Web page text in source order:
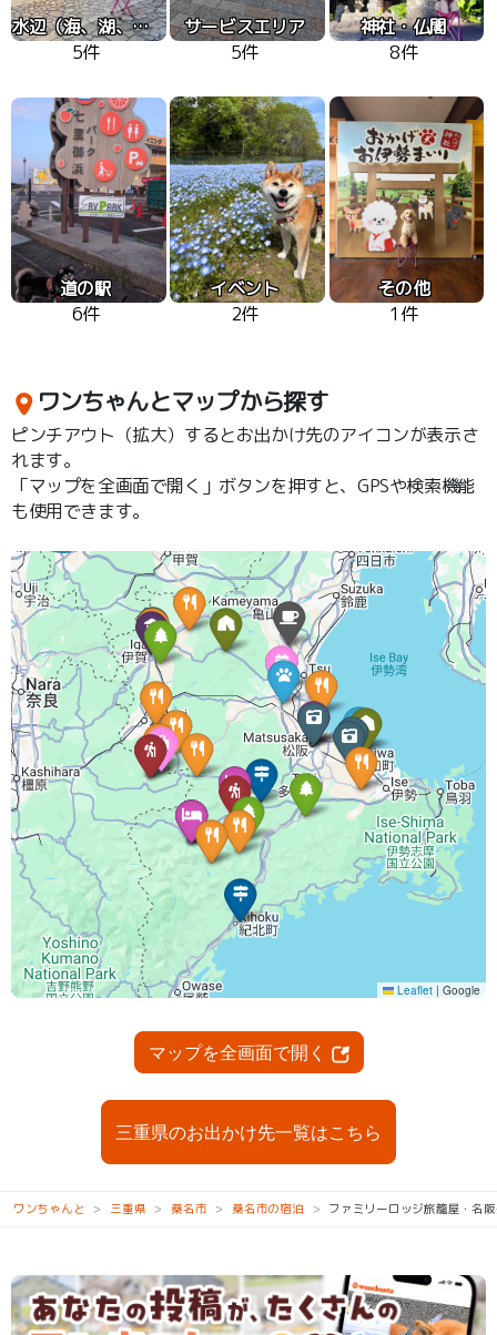
水辺（海、湖、川）
5件
サービスエリア
5件
神社・仏閣
8件
道の駅
6件
イベント
2件
その他
1件
ワンちゃんとマップから探す
ピンチアウト（拡大）するとお出かけ先のアイコンが表示さ
れます。
「マップを全画面で開く」ボタンを押すと、GPSや検索機能
も使用できます。
マップを全画面で開く
三重県のお出かけ先一覧はこちら
ワンちゃんと 三重県 桑名市 桑名市の宿泊 ファミリーロッジ旅籠屋・名